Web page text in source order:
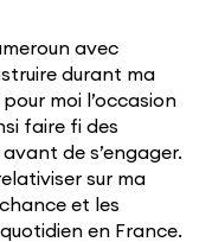
avec
durant ma
moi l’occasion
faire fi des
de s’engager.
sur ma
et les
en France.